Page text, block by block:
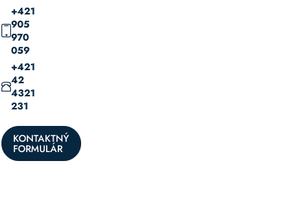
+421
905
970
059
+421
42
4321
231
KONTAKTNÝ
FORMULÁR